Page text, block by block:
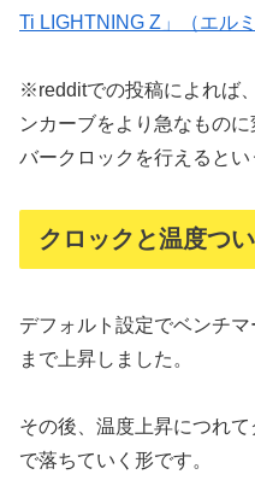
Ti LIGHTNING Z」（エル
※redditでの投稿によれば
ンカーブをより急なもの
バークロックを行えると
クロックと温度つ
デフォルト設定でベンチ
まで上昇しました。
その後、温度上昇につれ
で落ちていく形です。